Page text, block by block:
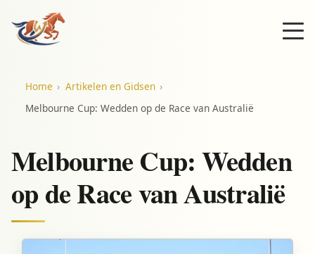
Home
Artikelen en Gidsen
Melbourne Cup: Wedden op de Race van Australië
Melbourne Cup: Wedden
op de Race van Australië